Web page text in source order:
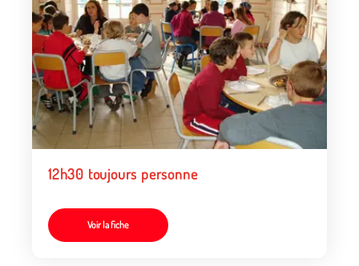
12h30 toujours personne
Voir la fiche